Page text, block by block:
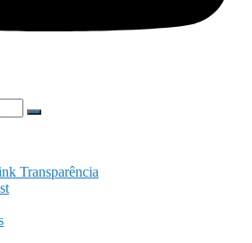
Transparência